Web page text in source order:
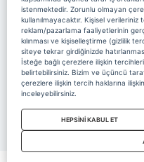
Üyelik Yayın Akışı
Künye ve İletişim
Çerez Yönetimi
Veri
Nereden İzlerim
Copyright 2020 Digiturk Bu
sayılırsınız.
istenmektedir. Zorunlu olmayan
kullanılmayacaktır. Kişisel verileriniz
reklam/pazarlama faaliyetlerinin
kılınması ve kişiselleştirme (gizlilik
siteye tekrar girdiğinizde
İsteğe bağlı çerezlere ilişkin
belirtebilirsiniz. Bizim ve üçüncü taraf
çerezlere ilişkin tercih haklarına
inceleyebilirsiniz.
HEPSİNİ KABUL ET